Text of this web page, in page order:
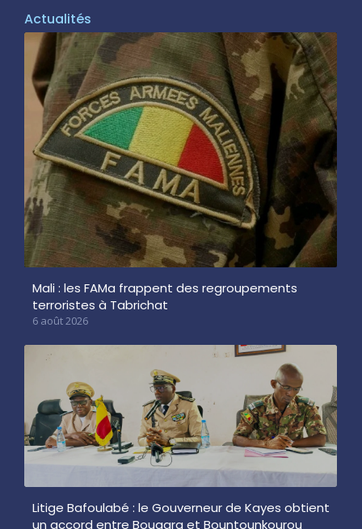
Actualités
Mali : les FAMa frappent des regroupements
terroristes à Tabrichat
6 août 2026
Litige Bafoulabé : le Gouverneur de Kayes obtient
un accord entre Bougara et Bountounkourou